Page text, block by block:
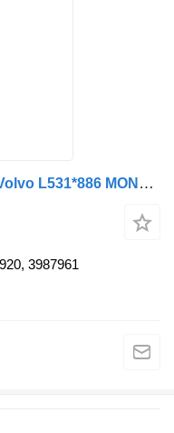
Volvo FH12 08.93- kamyon için Volvo L531*886 MONROE T1179 amortisör
3987961